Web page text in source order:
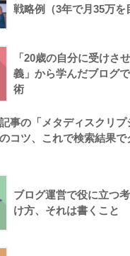
戦略例（3年で月35万を
「20歳の自分に受けさ
義」から学んだブログ
術
事の「メタディスクリプ
コツ、これで検索結果で
ブログ運営で役に立つ
け方、それは書くこと